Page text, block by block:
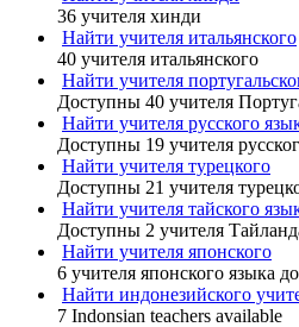
36 учителя хинди
Найти учителя итальянского
40 учителя итальянского
Найти учителя
Доступны 40 учителя
Найти учителя русского
Доступны 19 учителя
Найти учителя турецкого
Доступны 21 учителя
Найти учителя тайского
Доступны 2 учителя
Найти учителя японского
6 учителя японского языка
Найти индонезийского
7 Indonsian teachers available